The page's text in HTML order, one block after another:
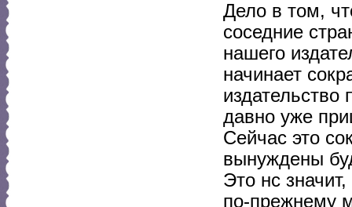
Дело в том,
соседние
нашего
начинает
давно уже
Сейчас это
вынуждены
Это нс
по-прежнему